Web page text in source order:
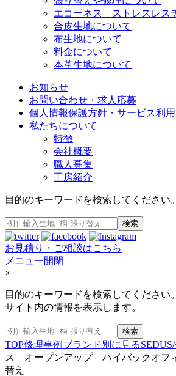
エコーネス ストレスレス
合皮生地について
布生地について
料金について
本革生地について
お知らせ
お問い合わせ・求人応募
個人情報保護方針・サービス利
私たちについて
特徴
会社概要
職人募集
工房紹介
目的のキーワードを検索してください。
検索
お見積り・ご相談はこちら
メニュー開閉
×
目的のキーワードを検索してください。
サイト内の情報を表示します。
検索
TOP修理事例 ブランド別に見る
ス オープンアップ ハイバックオフ
替え